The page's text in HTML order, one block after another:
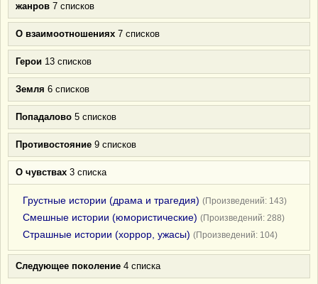
жанров 7 списков
О взаимоотношениях 7 списков
Герои 13 списков
Земля 6 списков
Попадалово 5 списков
Противостояние 9 списков
О чувствах 3 списка
Грустные истории (драма и трагедия) (Произведений: 143)
Смешные истории (юмористические) (Произведений: 288)
Страшные истории (хоррор, ужасы) (Произведений: 104)
Следующее поколение 4 списка